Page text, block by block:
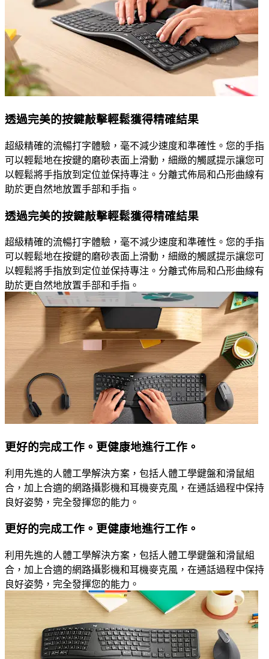
透過完美的按鍵敲擊輕鬆獲得精確結果
超級精確的流暢打字體驗，毫不減少速度和準確性。您的手指
可以輕鬆地在按鍵的磨砂表面上滑動，細緻的觸感提示讓您可
以輕鬆將手指放到定位並保持專注。分離式佈局和凸形曲線有
助於更自然地放置手部和手指。
透過完美的按鍵敲擊輕鬆獲得精確結果
超級精確的流暢打字體驗，毫不減少速度和準確性。您的手指
可以輕鬆地在按鍵的磨砂表面上滑動，細緻的觸感提示讓您可
以輕鬆將手指放到定位並保持專注。分離式佈局和凸形曲線有
助於更自然地放置手部和手指。
更好的完成工作。更健康地進行工作。
利用先進的人體工學解決方案，包括人體工學鍵盤和滑鼠組
合，加上合適的網路攝影機和耳機麥克風，在通話過程中保持
良好姿勢，完全發揮您的能力。
更好的完成工作。更健康地進行工作。
利用先進的人體工學解決方案，包括人體工學鍵盤和滑鼠組
合，加上合適的網路攝影機和耳機麥克風，在通話過程中保持
良好姿勢，完全發揮您的能力。